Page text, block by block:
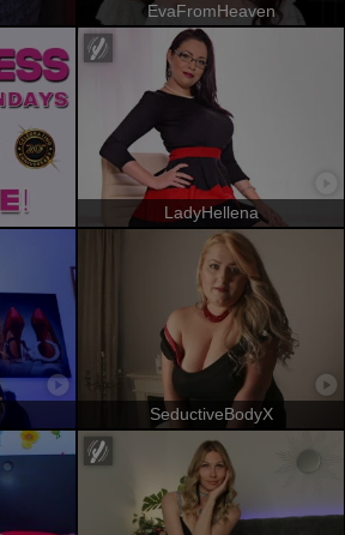
EvaFromHeaven
LadyHellena
SeductiveBodyX